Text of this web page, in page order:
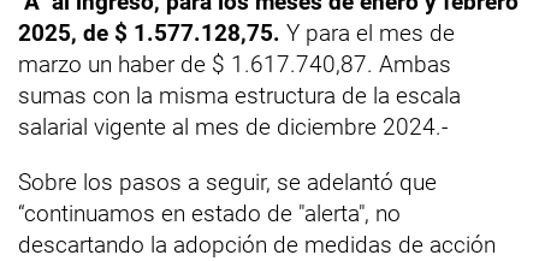
2025, de $ 1.577.128,75. Y para el mes de
marzo un haber de $ 1.617.740,87. Ambas
sumas con la misma estructura de la escala
salarial vigente al mes de diciembre 2024.-
Sobre los pasos a seguir, se adelantó que
“continuamos en estado de "alerta", no
descartando la adopción de medidas de acción